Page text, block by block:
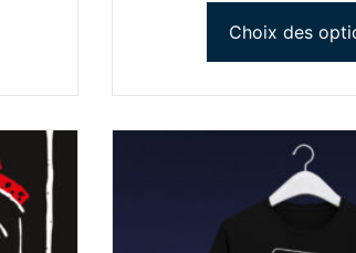
Choix des